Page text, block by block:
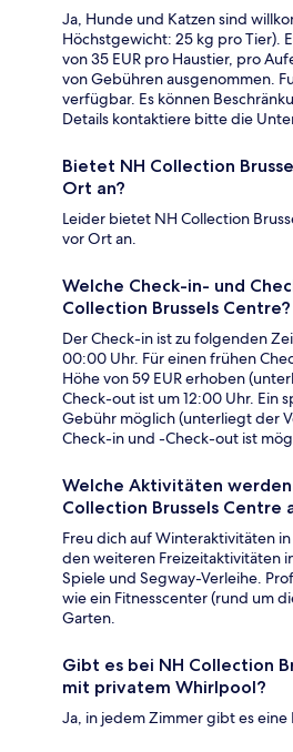
Ja, Hunde und Katzen sind
Höchstgewicht: 25 kg pro Tier).
von 35 EUR pro Haustier, pro
von Gebühren ausgenommen.
verfügbar. Es können
Details kontaktiere bitte die
Bietet NH Collection
Ort an?
Leider bietet NH Collection
vor Ort an.
Welche Check-in- und
Collection Brussels Centre?
Der Check-in ist zu folgenden
00:00 Uhr. Für einen frühen
Höhe von 59 EUR erhoben
Check-out ist um 12:00 Uhr. Ein
Gebühr möglich (unterliegt der
Check-in und -Check-out ist
Welche Aktivitäten werden
Collection Brussels Centre
Freu dich auf Winteraktivitäten
den weiteren Freizeitaktivitäten
Spiele und Segway-Verleihe.
wie ein Fitnesscenter (rund um
Garten.
Gibt es bei NH Collection
mit privatem Whirlpool?
Ja, in jedem Zimmer gibt es